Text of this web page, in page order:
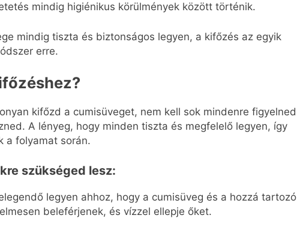
mindig higiénikus körülmények között történik.
mindig tiszta és biztonságos legyen, a kifőzés az egyik
erre.
kifőzd a cumisüveget, nem kell sok mindenre figyelned
A lényeg, hogy minden tiszta és megfelelő legyen, így
a folyamat során.
szükséged lesz:
legyen ahhoz, hogy a cumisüveg és a hozzá tartozó
beleférjenek, és vízzel ellepje őket.